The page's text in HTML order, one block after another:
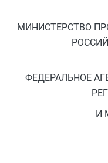
МИНИСТЕРСТВО
ФЕДЕРАЛЬНОЕ
И